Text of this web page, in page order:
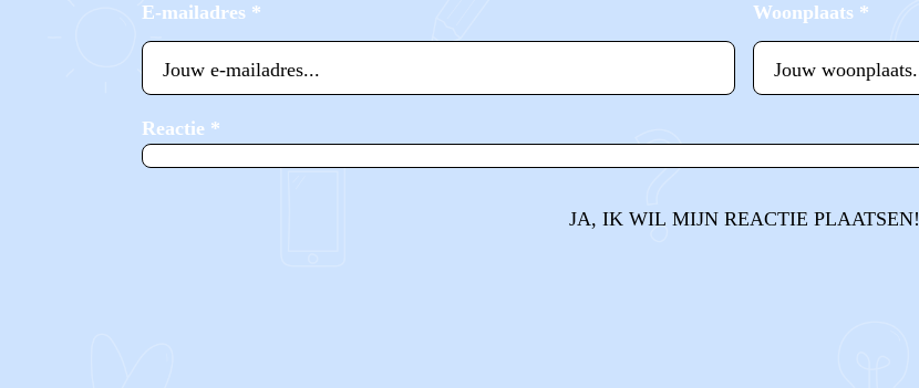
E-mailadres * Woonplaats *
Reactie *
JA, IK WIL MIJN REACTIE PLAATSEN!